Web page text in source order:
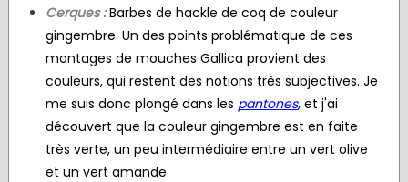
Cerques :Barbes de hackle de coq de couleur
gingembre. Un des points problématique de ces
montages de mouches Gallica provient des
couleurs, qui restent des notions très subjectives. Je
me suis donc plongé dans les pantones, et j'ai
découvert que la couleur gingembre est en faite
très verte, un peu intermédiaire entre un vert olive
et un vert amande